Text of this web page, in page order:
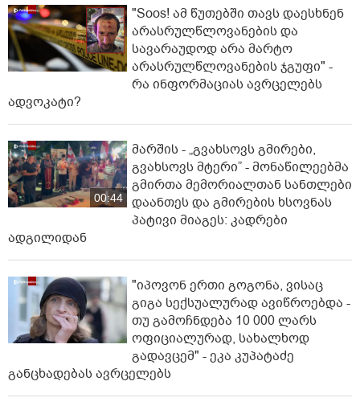
"Soos! ამ წუთებში თავს დაესხნენ
არასრულწლოვანების და
სავარაუდოდ არა მარტო
არასრულწლოვანების ჯგუფი" -
რა ინფორმაციას ავრცელებს
ადვოკატი?
00:44
მარშის - „გვახსოვს გმირები,
გვახსოვს მტერი” - მონაწილეებმა
გმირთა მემორიალთან სანთლები
დაანთეს და გმირების ხსოვნას
პატივი მიაგეს: კადრები
ადგილიდან
"იპოვონ ერთი გოგონა, ვისაც
გიგა სექსუალურად ავიწროებდა -
თუ გამოჩნდება 10 000 ლარს
ოფიციალურად, სახალხოდ
გადავცემ" - ეკა კუპატაძე
განცხადებას ავრცელებს